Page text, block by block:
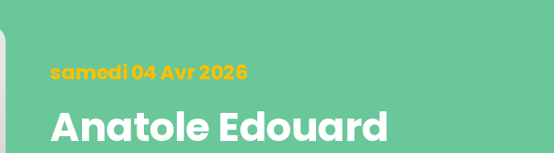
samedi 04 Avr 2026
Anatole Edouard